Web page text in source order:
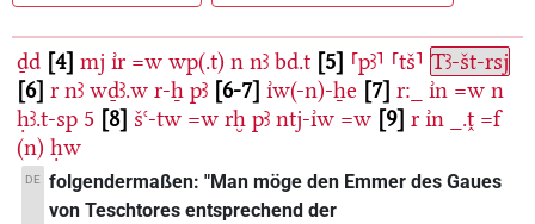
ḏd 4 mj ı͗r =w wp(.t) n nꜣ bd.t 5 ⸢pꜣ⸣ ⸢tš⸣ Tꜣ-št-rsj
6 r nꜣ wḏꜣ.w r-ẖ pꜣ 6-7 ı͗w(-n)-ẖe 7 r:_ ı͗n =w n
ḥꜣ.t-sp 5 8 šꜥ-tw =w rḫ pꜣ ntj-ı͗w =w 9 r ı͗n _.ṱ =f
(n) ḥw
DE folgendermaßen: "Man möge den Emmer des Gaues
von Teschtores entsprechend der